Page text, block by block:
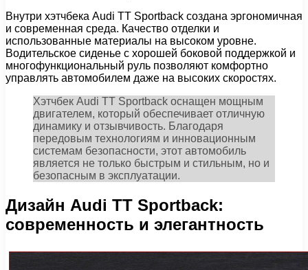
Внутри хэтчбека Audi TT Sportback создана эргономичная
и современная среда. Качество отделки и
использованные материалы на высоком уровне.
Водительское сиденье с хорошей боковой поддержкой и
многофункциональный руль позволяют комфортно
управлять автомобилем даже на высоких скоростях.
Хэтчбек Audi TT Sportback оснащен мощным
двигателем, который обеспечивает отличную
динамику и отзывчивость. Благодаря
передовым технологиям и инновационным
системам безопасности, этот автомобиль
является не только быстрым и стильным, но и
безопасным в эксплуатации.
Дизайн Audi TT Sportback:
современность и элегантность